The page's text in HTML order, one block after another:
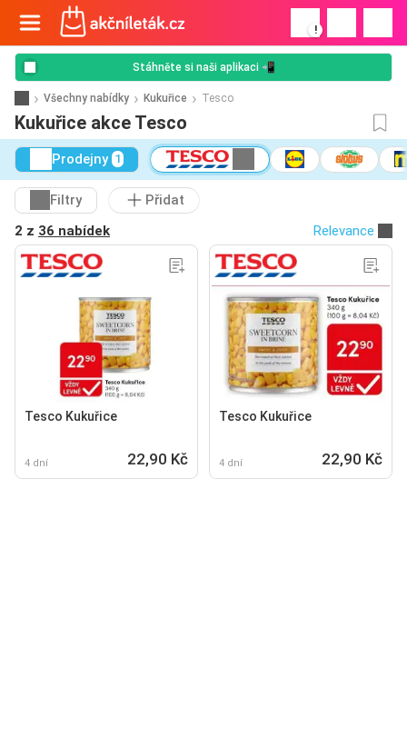
!
Stáhněte si naši aplikaci 📲
Všechny nabídky Kukuřice Tesco
Kukuřice akce Tesco
Prodejny 1
Filtry
Přidat
2 z 36 nabídek Relevance
Tesco Kukuřice
4 dní 22,90 Kč
Tesco Kukuřice
4 dní 22,90 Kč